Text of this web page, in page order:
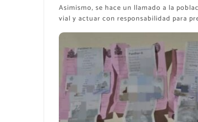
Asimismo, se hace un llamado a la
vial y actuar con responsabilidad para